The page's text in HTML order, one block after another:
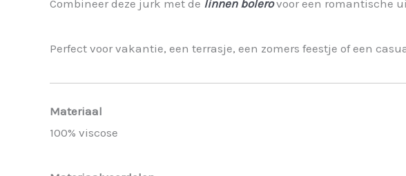
Combineer deze jurk met de linnen bolerovoor een romantische
Perfect voor vakantie, een terrasje, een zomers feestje of een
Materiaal
100% viscose